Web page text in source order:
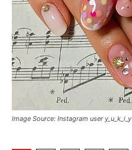
Image Source: Instagram user y_u_k_i_y